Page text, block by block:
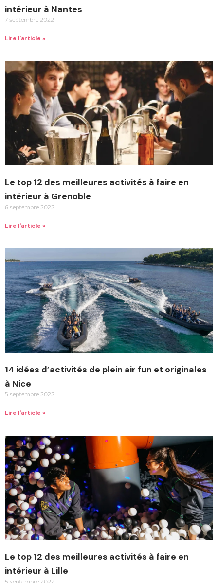
intérieur à Nantes
7 septembre 2022
Lire l'article »
Le top 12 des meilleures activités à faire en
intérieur à Grenoble
6 septembre 2022
Lire l'article »
14 idées d’activités de plein air fun et originales
à Nice
5 septembre 2022
Lire l'article »
Le top 12 des meilleures activités à faire en
intérieur à Lille
5 septembre 2022